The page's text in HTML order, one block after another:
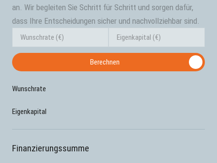
an. Wir begleiten Sie Schritt für Schritt und sorgen dafür,
dass Ihre Entscheidungen sicher und nachvollziehbar sind.
Berechnen
Wunschrate
Eigenkapital
Finanzierungssumme